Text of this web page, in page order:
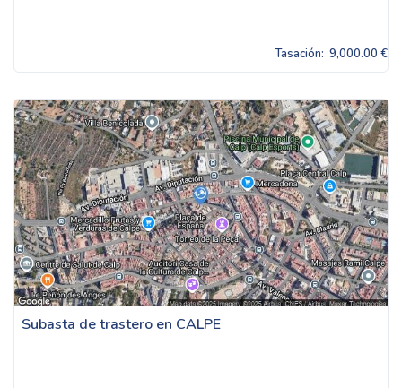
Tasación: 9,000.00 €
Subasta de trastero en CALPE